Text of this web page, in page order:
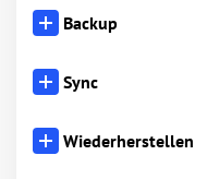
Backup
Sync
Wiederherstellen